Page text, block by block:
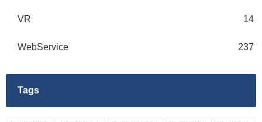
VR 14
WebService 237
Tags